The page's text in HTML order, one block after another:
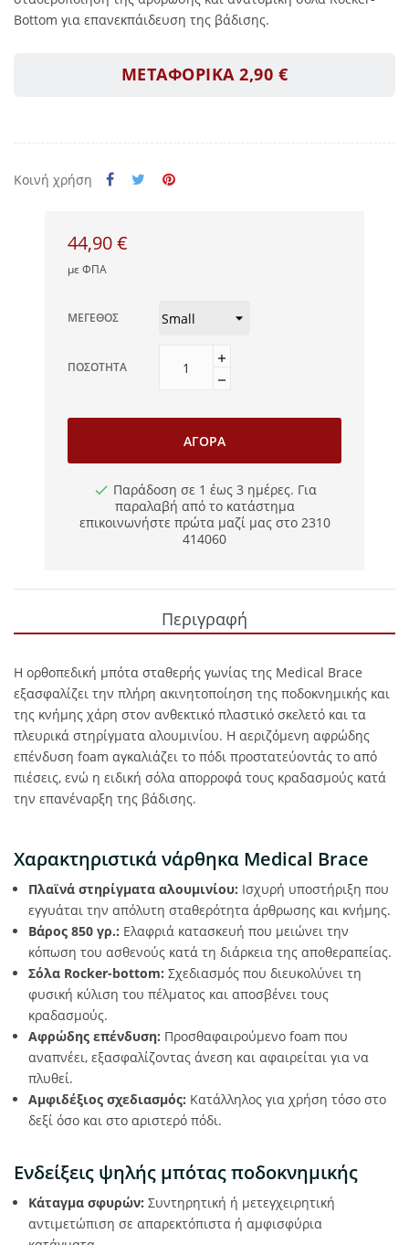
Bottom για επανεκπάιδευση της βάδισης.
ΜΕΤΑΦΟΡΙΚΑ 2,90 €
Κοινή χρήση
44,90 €
με ΦΠΑ
ΜΈΓΕΘΟΣ
ΠΟΣΌΤΗΤΑ
ΑΓΟΡΆ
Παράδοση σε 1 έως 3 ημέρες. Για
παραλαβή από το κατάστημα
επικοινωνήστε πρώτα μαζί μας στο 2310
414060
Περιγραφή
Η ορθοπεδική μπότα σταθερής γωνίας της Medical Brace
εξασφαλίζει την πλήρη ακινητοποίηση της ποδοκνημικής και
της κνήμης χάρη στον ανθεκτικό πλαστικό σκελετό και τα
πλευρικά στηρίγματα αλουμινίου. Η αεριζόμενη αφρώδης
επένδυση foam αγκαλιάζει το πόδι προστατεύοντάς το από
πιέσεις, ενώ η ειδική σόλα απορροφά τους κραδασμούς κατά
την επανέναρξη της βάδισης.
Χαρακτηριστικά νάρθηκα Medical Brace
Πλαϊνά στηρίγματα αλουμινίου: Ισχυρή υποστήριξη που
εγγυάται την απόλυτη σταθερότητα άρθρωσης και κνήμης.
Βάρος 850 γρ.: Ελαφριά κατασκευή που μειώνει την
κόπωση του ασθενούς κατά τη διάρκεια της αποθεραπείας.
Σόλα Rocker-bottom: Σχεδιασμός που διευκολύνει τη
φυσική κύλιση του πέλματος και αποσβένει τους
κραδασμούς.
Αφρώδης επένδυση: Προσθαφαιρούμενο foam που
αναπνέει, εξασφαλίζοντας άνεση και αφαιρείται για να
πλυθεί.
Αμφιδέξιος σχεδιασμός: Κατάλληλος για χρήση τόσο στο
δεξί όσο και στο αριστερό πόδι.
Ενδείξεις ψηλής μπότας ποδοκνημικής
Κάταγμα σφυρών: Συντηρητική ή μετεγχειρητική
αντιμετώπιση σε απαρεκτόπιστα ή αμφισφύρια